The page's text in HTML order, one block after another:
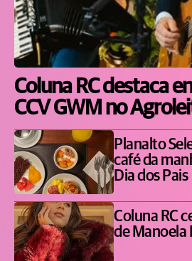
Coluna RC destaca
CCV GWM no
Planalto
café da
Dia dos Pais
Coluna RC
de Manoela